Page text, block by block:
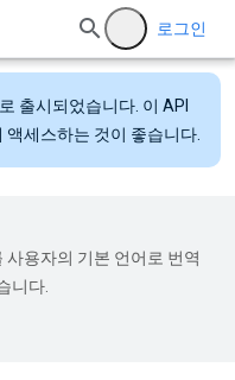
로그인
출시되었습니다. 이 API
세스하는 것이 좋습니다.
용자의 기본 언어로 번역
니다.